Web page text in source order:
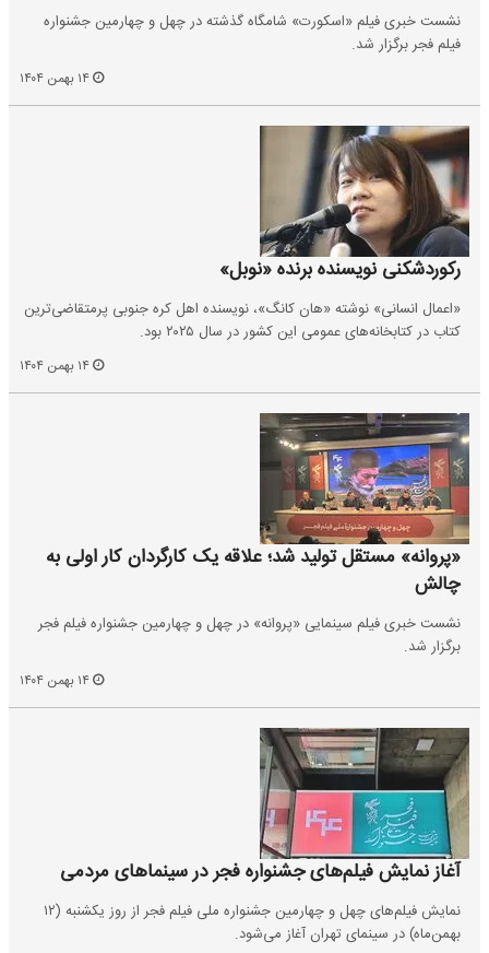
نشست خبری فیلم «اسکورت» شامگاه گذشته در چهل و چهارمین جشنواره
فیلم فجر برگزار شد.
رکوردشکنی نویسنده برنده «نوبل»
«اعمال انسانی» نوشته «هان کانگ»، نویسنده اهل کره جنوبی پرمتقاضی‌ترین
کتاب در کتابخانه‌های عمومی این کشور در سال ۲۰۲۵ بود.
«پروانه» مستقل تولید شد؛ علاقه یک کارگردان کار اولی به
چالش
نشست خبری فیلم سینمایی «پروانه» در چهل و چهارمین جشنواره فیلم فجر
برگزار شد.
آغاز نمایش فیلم‌های جشنواره فجر در سینماهای مردمی
نمایش فیلم‌های چهل و چهارمین جشنواره ملی فیلم فجر از روز یکشنبه (۱۲
بهمن‌ماه) در سینمای تهران آغاز می‌شود.